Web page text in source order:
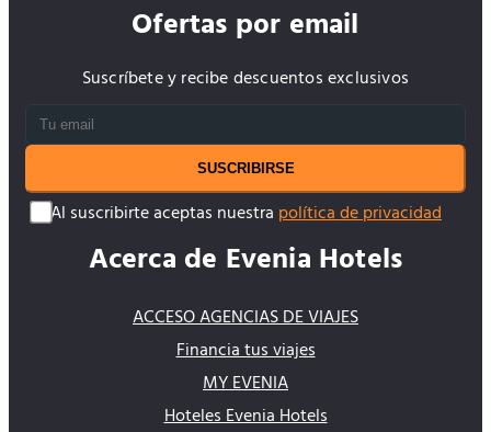
Ofertas por email
Suscríbete y recibe descuentos exclusivos
SUSCRIBIRSE
Al suscribirte aceptas nuestra política de privacidad
Acerca de Evenia Hotels
ACCESO AGENCIAS DE VIAJES
Financia tus viajes
MY EVENIA
Hoteles Evenia Hotels